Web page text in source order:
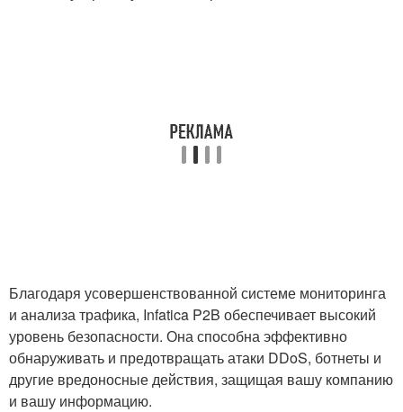
Благодаря усовершенствованной системе мониторинга
и анализа трафика, Infatica P2B обеспечивает высокий
уровень безопасности. Она способна эффективно
обнаруживать и предотвращать атаки DDoS, ботнеты и
другие вредоносные действия, защищая вашу компанию
и вашу информацию.